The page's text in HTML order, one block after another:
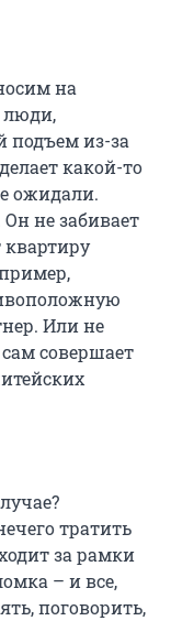
на
люди,
из-за
какой-то
ожидали.
не забивает
квартиру
Или не
совершает
тратить
за рамки
– и все,
поговорить,